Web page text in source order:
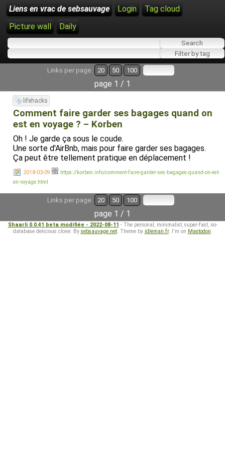
Liens en vrac de sebsauvage Login
Tag cloud
Picture wall
Daily
Links per page: 20 50 100
page 1 / 1
lifehacks
Comment faire garder ses bagages quand on
est en voyage ? – Korben
Oh ! Je garde ça sous le coude.
Une sorte d'AirBnb, mais pour faire garder ses bagages.
Ça peut être tellement pratique en déplacement !
2018-03-09
https://korben.info/comment-faire-garder-ses-bagages-quand-on-est-
en-voyage.html
Links per page: 20 50 100
page 1 / 1
Shaarli 0.0.41 beta modifiée - 2022-08-11 - The personal, minimalist, super-fast, no-
database delicious clone. By sebsauvage.net. Theme by idleman.fr. I'm on Mastodon.